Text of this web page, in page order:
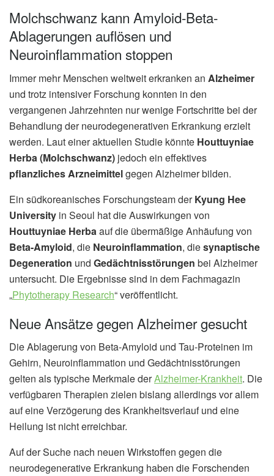
Molchschwanz kann Amyloid-Beta-
Ablagerungen auflösen und
Neuroinflammation stoppen
Immer mehr Menschen weltweit erkranken an Alzheimer
und trotz intensiver Forschung konnten in den
vergangenen Jahrzehnten nur wenige Fortschritte bei der
Behandlung der neurodegenerativen Erkrankung erzielt
werden. Laut einer aktuellen Studie könnte Houttuyniae
Herba (Molchschwanz) jedoch ein effektives
pflanzliches Arzneimittelgegen Alzheimer bilden.
Ein südkoreanisches Forschungsteam derKyung Hee
University in Seoul hat die Auswirkungen von
Houttuyniae Herbaauf die übermäßige Anhäufung von
Beta-Amyloid, die Neuroinflammation, diesynaptische
Degeneration und Gedächtnisstörungen bei Alzheimer
untersucht. Die Ergebnisse sind in dem Fachmagazin
„Phytotherapy Research“ veröffentlicht.
Neue Ansätze gegen Alzheimer gesucht
Die Ablagerung von Beta-Amyloid und Tau-Proteinen im
Gehirn, Neuroinflammation und Gedächtnisstörungen
gelten als typische Merkmale derAlzheimer-Krankheit. Die
verfügbaren Therapien zielen bislang allerdings vor allem
auf eine Verzögerung des Krankheitsverlauf und eine
Heilung ist nicht erreichbar.
Auf der Suche nach neuen Wirkstoffen gegen die
neurodegenerative Erkrankung haben die Forschenden